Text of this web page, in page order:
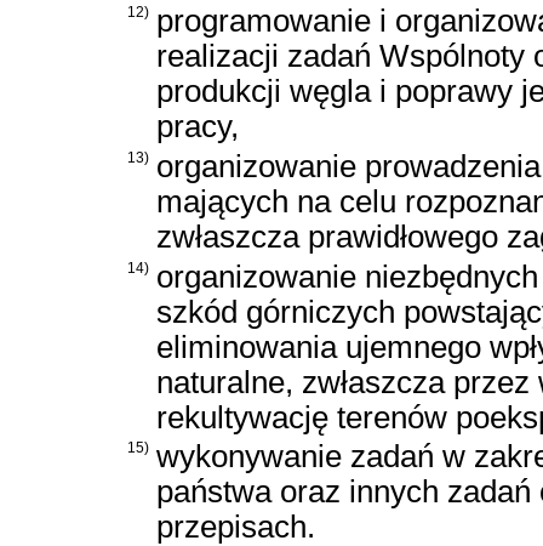
12) programowanie i
realizacji zadań Wspólnoty
produkcji węgla i poprawy
pracy,
13) organizowanie
mających na celu
zwłaszcza prawidłowego
14) organizowanie
szkód górniczych
eliminowania ujemnego
naturalne, zwłaszcza
rekultywację terenów
15) wykonywanie zadań w
państwa oraz innych
przepisach.